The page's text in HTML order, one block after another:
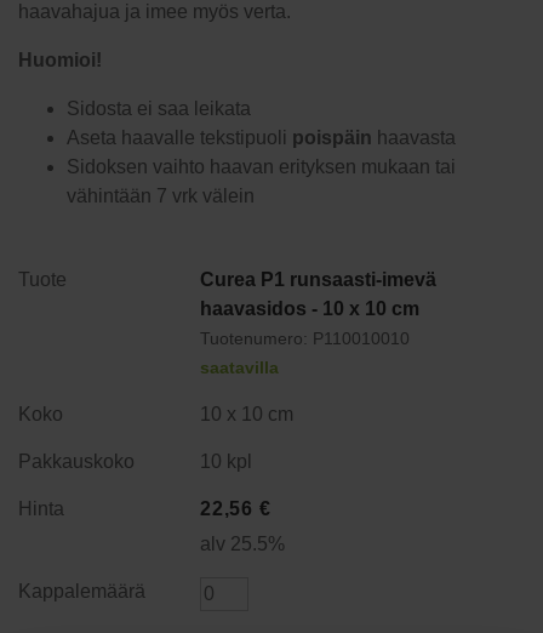
haavahajua ja imee myös verta.
Huomioi!
Sidosta ei saa leikata
Aseta haavalle tekstipuoli poispäin haavasta
Sidoksen vaihto haavan erityksen mukaan tai
vähintään 7 vrk välein
Curea P1 runsaasti-imevä
haavasidos - 10 x 10 cm
Tuotenumero: P110010010
saatavilla
10 x 10 cm
10 kpl
22,56 €
alv 25.5%